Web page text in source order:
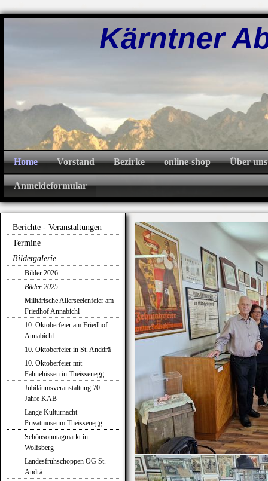
Kärntner
Home Vorstand Bezirke online-shop Über uns
Anmeldeformular
Berichte - Veranstaltungen
Termine
Bildergalerie
Bilder 2026
Bilder 2025
Militärische Allerseelenfeier am
Friedhof Annabichl
10. Oktoberfeier am Friedhof
Annabichl
10. Oktoberfeier in St. Anddrä
10. Oktoberfeier mit
Fahnehissen in Theissenegg
Jubiläumsveranstaltung 70
Jahre KAB
Lange Kulturnacht
Privatmuseum Theissenegg
Schönsonntagmarkt in
Wolfsberg
Landesfrühschoppen OG St.
Andrä